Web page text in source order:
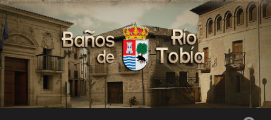
Saltar
al
contenido
Buscar
Baños de Río Tobía